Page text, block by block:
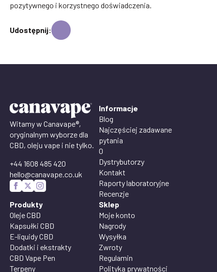
pozytywnego i korzystnego doświadczenia.
Udostępnij:
Witamy w Canavape®,
oryginalnym wyborze dla
CBD, oleju vape i nie tylko.
+44 1608 485 420
hello@canavape.co.uk
Informacje
Blog
Najczęściej zadawane
pytania
O
Dystrybutorzy
Kontakt
Raporty laboratoryjne
Recenzje
Produkty
Oleje CBD
Kapsułki CBD
E-liquidy CBD
Dodatki i ekstrakty
CBD Vape Pen
Terpeny
Sklep
Moje konto
Nagrody
Wysyłka
Zwroty
Regulamin
Polityka prywatności